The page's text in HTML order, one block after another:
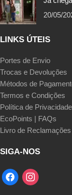
20/05/
LINKS ÚTEIS
Portes de Envio
Trocas e Devoluções
Métodos de
Termos e Condições
Política de Privacidade
EcoPoints | FAQs
Livro de Reclamações
SIGA-NOS